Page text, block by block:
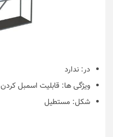
در: ندارد
ویژگی ها: قابلیت اسمبل کردن
شکل: مستطیل